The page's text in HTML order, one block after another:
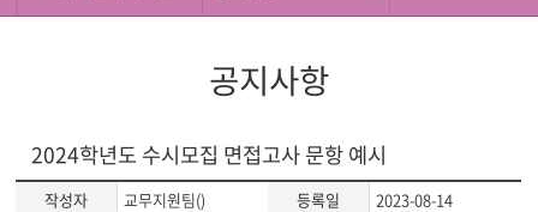
공지사항
2024학년도 수시모집 면접고사 문항 예시
작성자 교무지원팀() 등록일
2023-08-14